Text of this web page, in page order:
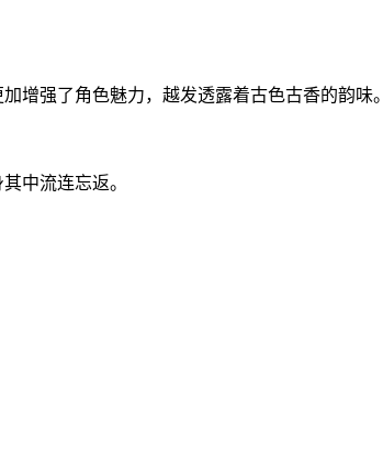
增强了角色魅力，越发透露着古色古香的韵味。
中流连忘返。